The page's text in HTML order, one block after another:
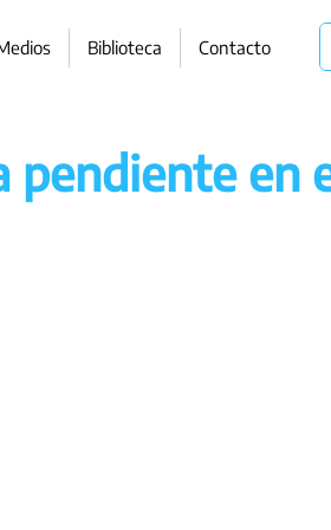
Biblioteca Contacto
pendiente en